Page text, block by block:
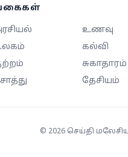
உணவு
கல்வி
சுகாதாரம்
தேசியம்
© 2026செய்தி